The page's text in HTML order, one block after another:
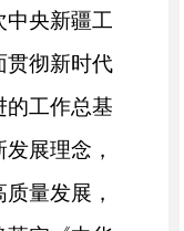
中央新疆工
贯彻新时代
的工作总基
展理念，
量发展，